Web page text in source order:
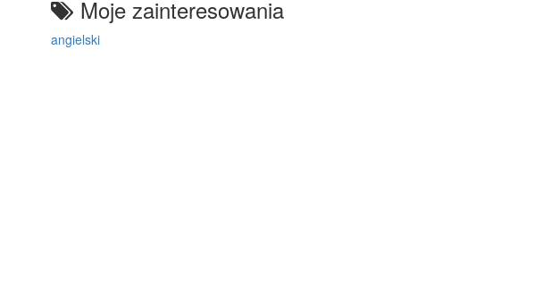
Moje zainteresowania
angielski